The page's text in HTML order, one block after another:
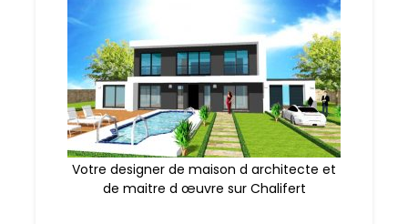
Votre designer de maison d architecte et
de maitre d œuvre sur Chalifert